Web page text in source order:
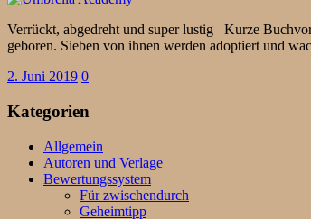
Verrückt, abgedreht und super lustig Kurze
geboren. Sieben von ihnen werden adoptiert und
2. Juni 2019 0
Kategorien
Allgemein
Autoren und Verlage
Bewertungssystem
Für zwischendurch
Geheimtipp